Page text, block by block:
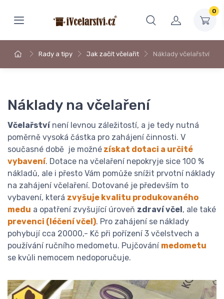
0
Rady a tipy Jak začít včelařit Náklady včelařství
Náklady na včelaření
Včelařstvínení levnou záležitostí, a je tedy nutná
poměrně vysoká částka pro zahájení činnosti. V
současné době je možné získat dotaci a určité
vybavení. Dotace na včelaření nepokryje sice 100 %
nákladů, ale i přesto Vám pomůže snížit prvotní náklady
na zahájení včelaření. Dotované je především to
vybavení, která zvyšuje kvalitu produkovaného
medu a opatření zvyšující úroveň zdraví včel, ale také
prevenci (léčení včel). Pro zahájení se náklady
pohybují cca 20000,- Kč při pořízení 3 včelstvech a
používání ručního medometu. Pujčování medometu
se kvůli nemocem nedoporučuje.